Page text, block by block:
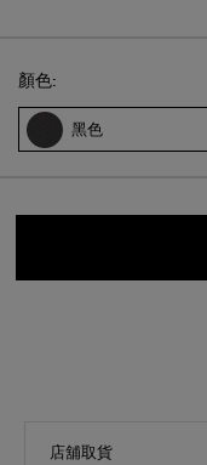
Select
顏色:
黑色
店舖取貨